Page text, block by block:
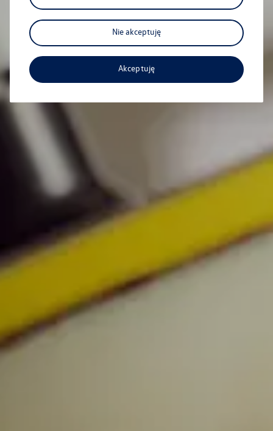
Dostępne od ręki
Nasze samochody nowe
Nie akceptuję
Akceptuję